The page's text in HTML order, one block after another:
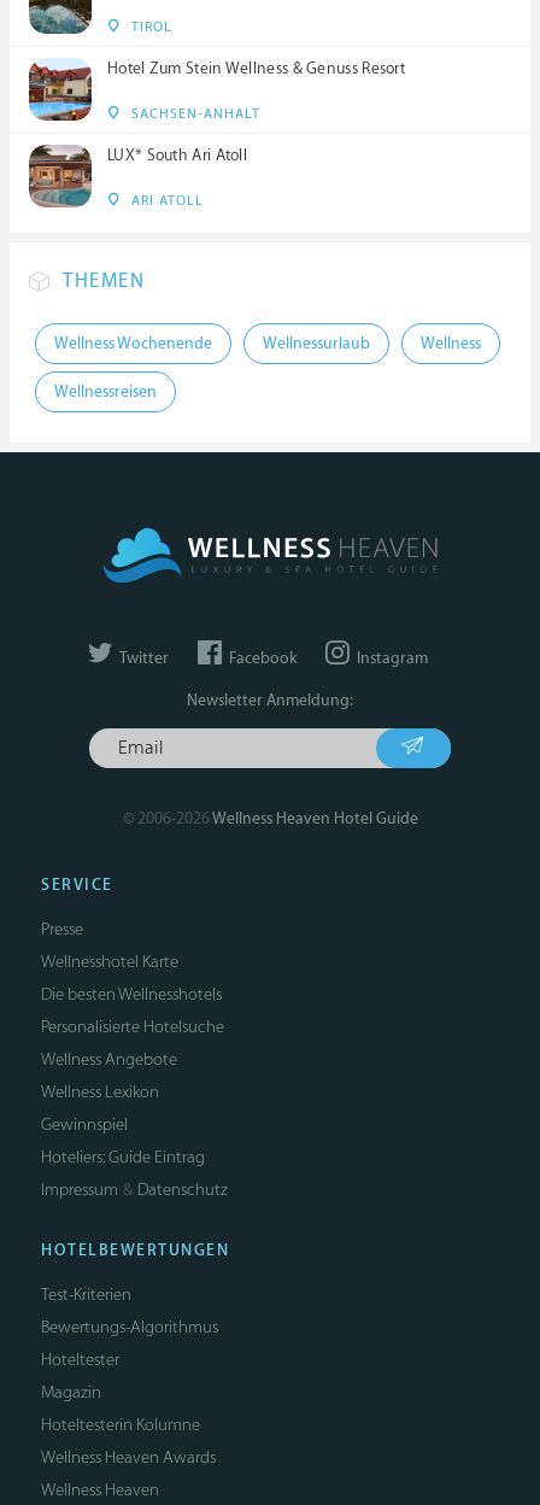
TIROL
Hotel Zum Stein Wellness & Genuss Resort
SACHSEN-ANHALT
LUX* South Ari Atoll
ARI ATOLL
THEMEN
Wellness Wochenende Wellnessurlaub Wellness
Wellnessreisen
Twitter Facebook Instagram
Newsletter Anmeldung:
© 2006-2026Wellness Heaven Hotel Guide
SERVICE
Presse
Wellnesshotel Karte
Die besten Wellnesshotels
Personalisierte Hotelsuche
Wellness Angebote
Wellness Lexikon
Gewinnspiel
Hoteliers: Guide Eintrag
Impressum & Datenschutz
HOTELBEWERTUNGEN
Test-Kriterien
Bewertungs-Algorithmus
Hoteltester
Magazin
Hoteltesterin Kolumne
Wellness Heaven Awards
Wellness Heaven